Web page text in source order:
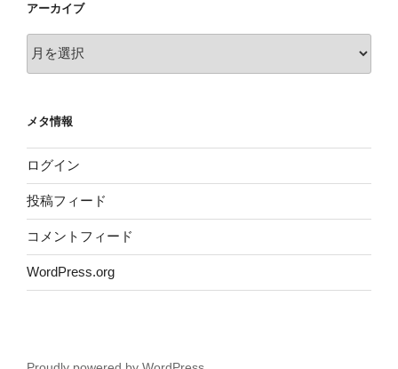
アーカイブ
ー
ブ
メタ情報
ログイン
投稿フィード
コメントフィード
WordPress.org